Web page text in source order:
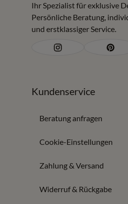
Ihr Spezialist für exklusive
Persönliche Beratung,
und erstklassiger Service.
Kundenservice
Beratung anfragen
Cookie-Einstellungen
Zahlung & Versand
Widerruf & Rückgabe